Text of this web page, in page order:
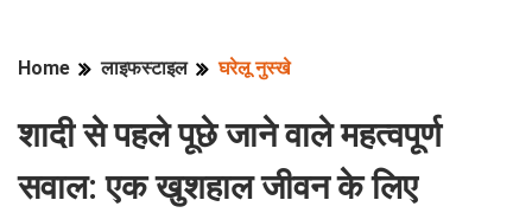
Home लाइफस्टाइल घरेलू नुस्खे
शादी से पहले पूछे जाने वाले महत्वपूर्ण
सवाल: एक खुशहाल जीवन के लिए